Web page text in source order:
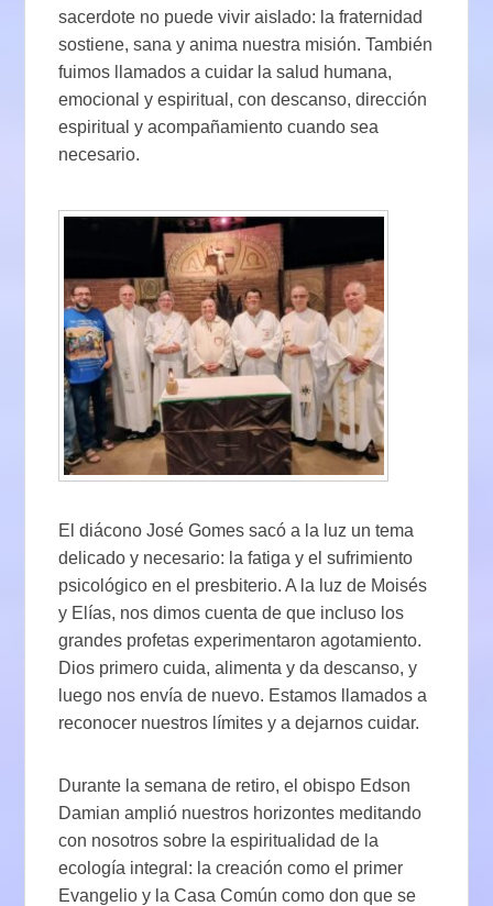
sacerdote no puede vivir aislado: la fraternidad
sostiene, sana y anima nuestra misión. También
fuimos llamados a cuidar la salud humana,
emocional y espiritual, con descanso, dirección
espiritual y acompañamiento cuando sea
necesario.
El diácono José Gomes sacó a la luz un tema
delicado y necesario: la fatiga y el sufrimiento
psicológico en el presbiterio. A la luz de Moisés
y Elías, nos dimos cuenta de que incluso los
grandes profetas experimentaron agotamiento.
Dios primero cuida, alimenta y da descanso, y
luego nos envía de nuevo. Estamos llamados a
reconocer nuestros límites y a dejarnos cuidar.
Durante la semana de retiro, el obispo Edson
Damian amplió nuestros horizontes meditando
con nosotros sobre la espiritualidad de la
ecología integral: la creación como el primer
Evangelio y la Casa Común como don que se